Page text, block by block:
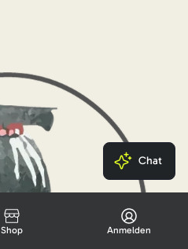
Shop Anmelden
Chat